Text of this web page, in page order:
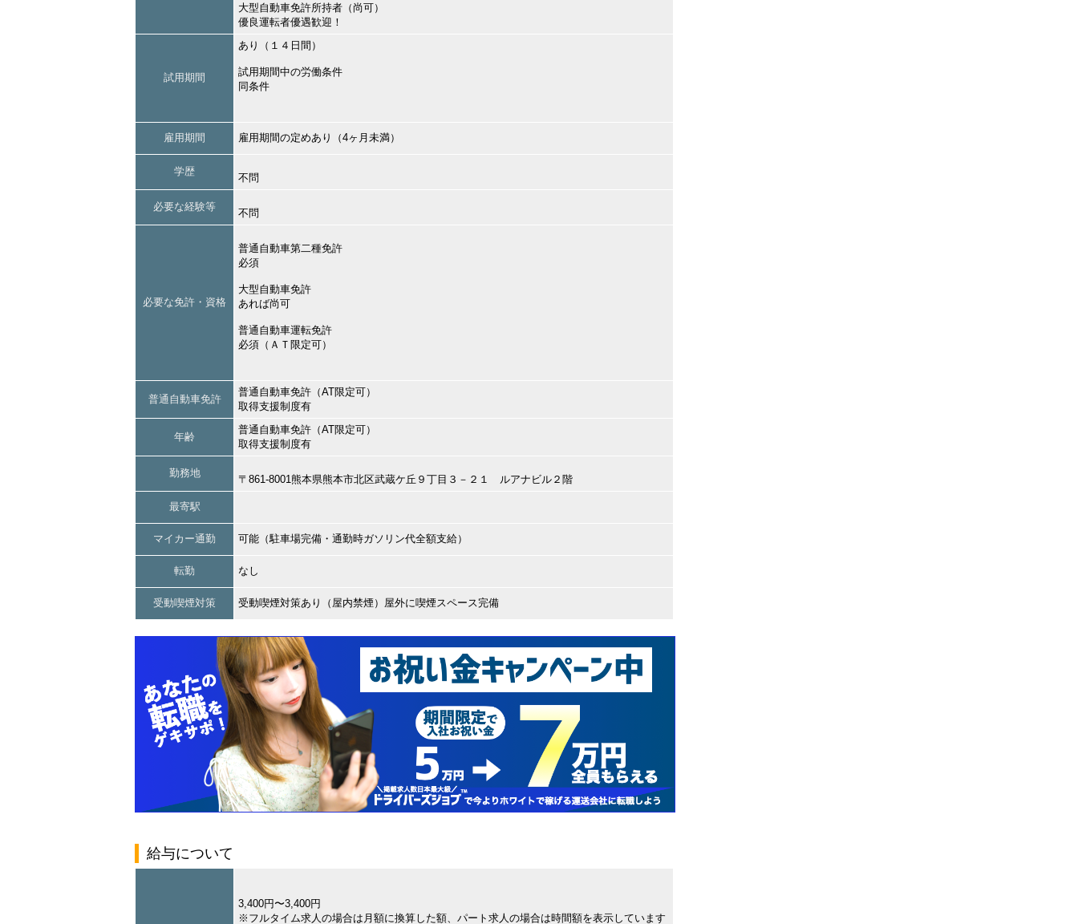
大型自動車免許所持者（尚可）
優良運転者優遇歓迎！
試用期間
あり（１４日間）
試用期間中の労働条件
同条件
雇用期間 雇用期間の定めあり（4ヶ月未満）
学歴
不問
必要な経験等
不問
必要な免許・資格
普通自動車第二種免許
必須
大型自動車免許
あれば尚可
普通自動車運転免許
必須（ＡＴ限定可）
普通自動車免許
普通自動車免許（AT限定可）
取得支援制度有
年齢
普通自動車免許（AT限定可）
取得支援制度有
勤務地
〒861-8001熊本県熊本市北区武蔵ケ丘９丁目３－２１ ルアナビル２階
最寄駅
マイカー通勤 可能（駐車場完備・通勤時ガソリン代全額支給）
転勤 なし
受動喫煙対策 受動喫煙対策あり（屋内禁煙）屋外に喫煙スペース完備
給与について
3,400円〜3,400円
※フルタイム求人の場合は月額に換算した額、パート求人の場合は時間額を表示しています